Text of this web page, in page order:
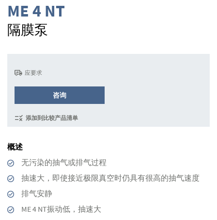
库
开
头
ME 4 NT
隔膜泵
概述
无污染的抽气或排气过程
抽速大，即使接近极限真空时仍具有很高的抽气速度
排气安静
ME 4 NT振动低，抽速大
应要求
咨询
添加到比较产品清单